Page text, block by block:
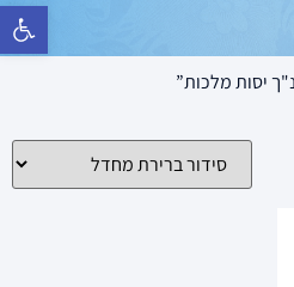
פתח סרגל
יסות מלכות”